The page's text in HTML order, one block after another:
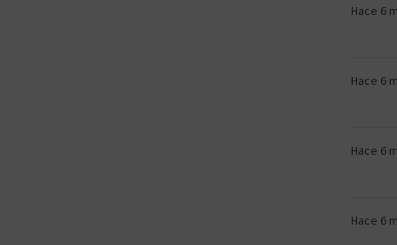
Hace 6
Hace 6
Hace 6
Hace 6